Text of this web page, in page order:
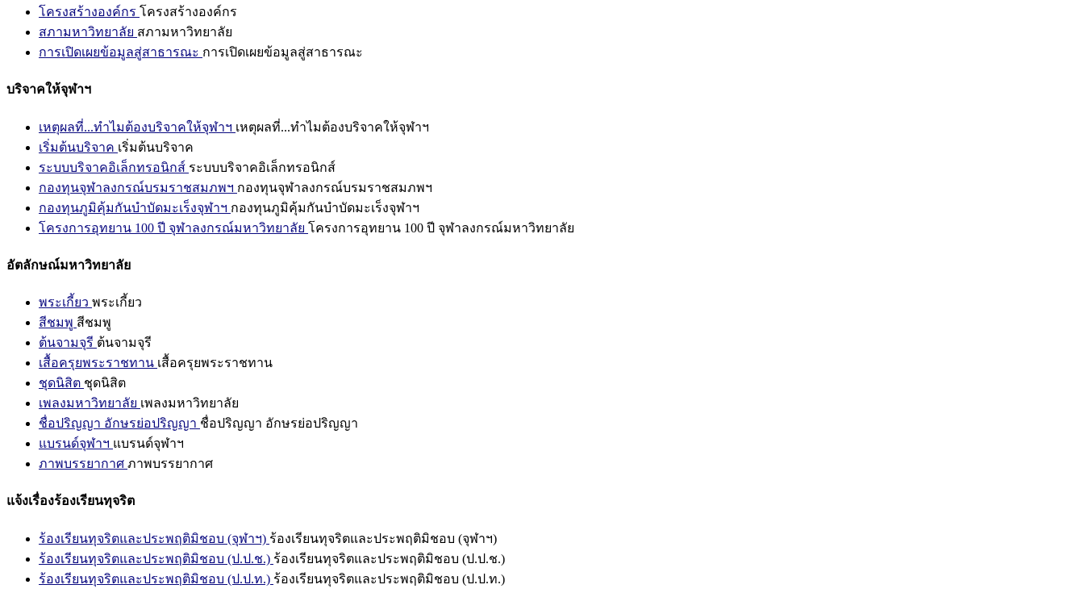
โครงสร้างองค์กร โครงสร้างองค์กร
สภามหาวิทยาลัย สภามหาวิทยาลัย
การเปิดเผยข้อมูลสู่สาธารณะ การเปิดเผยข้อมูลสู่สาธารณะ
บริจาคให้จุฬาฯ
เหตุผลที่...ทำไมต้องบริจาคให้จุฬาฯ เหตุผลที่...ทำไมต้องบริจาคให้จุฬาฯ
เริ่มต้นบริจาค เริ่มต้นบริจาค
ระบบบริจาคอิเล็กทรอนิกส์ ระบบบริจาคอิเล็กทรอนิกส์
กองทุนจุฬาลงกรณ์บรมราชสมภพฯ กองทุนจุฬาลงกรณ์บรมราชสมภพฯ
กองทุนภูมิคุ้มกันบำบัดมะเร็งจุฬาฯ กองทุนภูมิคุ้มกันบำบัดมะเร็งจุฬาฯ
โครงการอุทยาน 100 ปี จุฬาลงกรณ์มหาวิทยาลัย โครงการอุทยาน 100 ปี จุฬาลงกรณ์มหาวิทยาลัย
อัตลักษณ์มหาวิทยาลัย
พระเกี้ยว พระเกี้ยว
สีชมพู สีชมพู
ต้นจามจุรี ต้นจามจุรี
เสื้อครุยพระราชทาน เสื้อครุยพระราชทาน
ชุดนิสิต ชุดนิสิต
เพลงมหาวิทยาลัย เพลงมหาวิทยาลัย
ชื่อปริญญา อักษรย่อปริญญา ชื่อปริญญา อักษรย่อปริญญา
แบรนด์จุฬาฯ แบรนด์จุฬาฯ
ภาพบรรยากาศ ภาพบรรยากาศ
แจ้งเรื่องร้องเรียนทุจริต
ร้องเรียนทุจริตและประพฤติมิชอบ (จุฬาฯ) ร้องเรียนทุจริตและประพฤติมิชอบ (จุฬาฯ)
ร้องเรียนทุจริตและประพฤติมิชอบ (ป.ป.ช.) ร้องเรียนทุจริตและประพฤติมิชอบ (ป.ป.ช.)
ร้องเรียนทุจริตและประพฤติมิชอบ (ป.ป.ท.) ร้องเรียนทุจริตและประพฤติมิชอบ (ป.ป.ท.)